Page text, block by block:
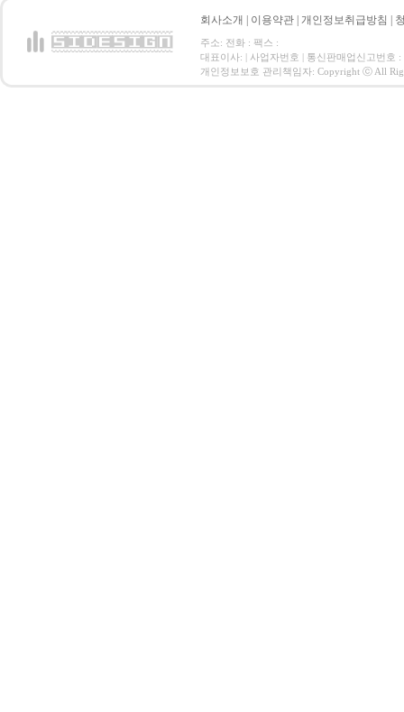
회사소개 이용약관 개인정보취급방침
주소: 전화 : 팩스 :
대표이사: | 사업자번호 | 통신판매업신고번호 :
개인정보보호 관리책임자: Copyright ⓒ All